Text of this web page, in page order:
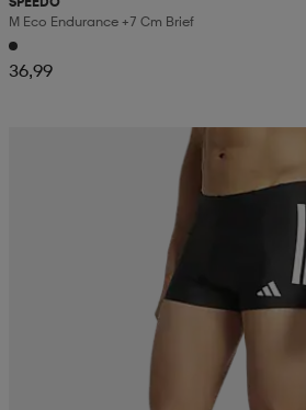
M Eco Endurance +7 Cm Brief
36,99